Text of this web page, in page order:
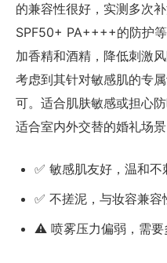
的兼容性很好，实测多次
SPF50+ PA++++的防护
加香精和酒精，降低刺激
考虑到其针对敏感肌的专
可。适合肌肤敏感或担心
适合室内外交替的婚礼场景
✅ 敏感肌友好，温和不
✅ 不搓泥，与妆容兼容
⚠️ 喷雾压力偏弱，需要